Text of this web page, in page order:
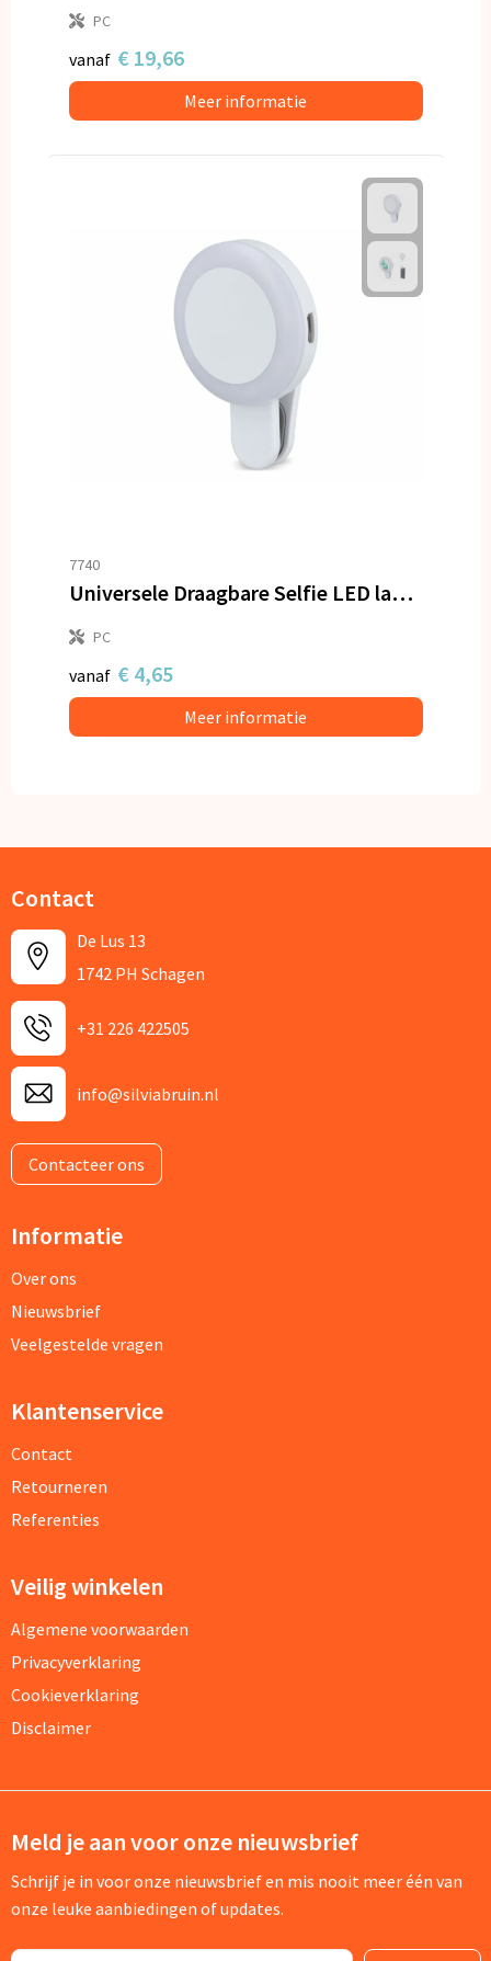
PC
vanaf € 19,66
Meer informatie
7740
Universele Draagbare Selfie LED lampje met 3 standen
PC
vanaf € 4,65
Meer informatie
Contact
De Lus 13
1742 PH Schagen
+31 226 422505
info@silviabruin.nl
Contacteer ons
Informatie
Over ons
Nieuwsbrief
Veelgestelde vragen
Klantenservice
Contact
Retourneren
Referenties
Veilig winkelen
Algemene voorwaarden
Privacyverklaring
Cookieverklaring
Disclaimer
Meld je aan voor onze nieuwsbrief
Schrijf je in voor onze nieuwsbrief en mis nooit meer één van
onze leuke aanbiedingen of updates.